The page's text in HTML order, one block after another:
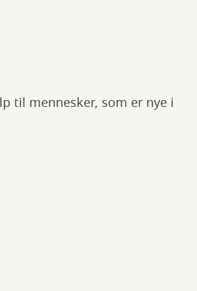
til mennesker, som er nye i